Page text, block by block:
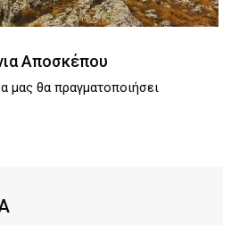
Αποσκέπου
μας θα πραγματοποιήσει